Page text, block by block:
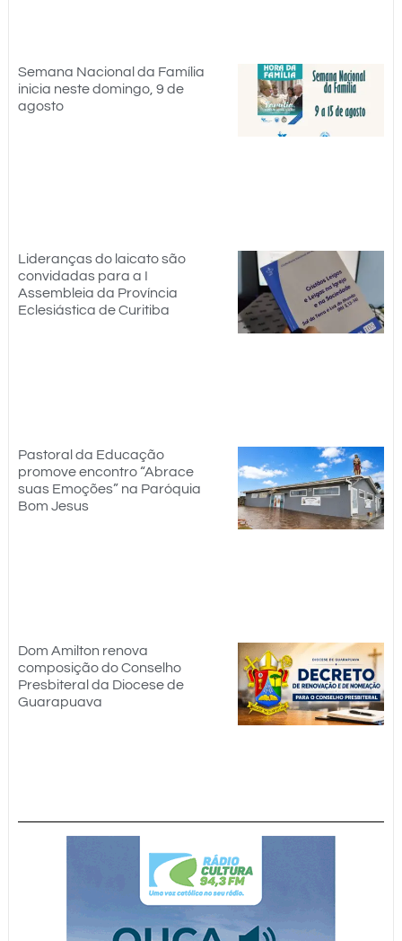
Semana Nacional da Família
inicia neste domingo, 9 de
agosto
Lideranças do laicato são
convidadas para a I
Assembleia da Província
Eclesiástica de Curitiba
Pastoral da Educação
promove encontro “Abrace
suas Emoções” na Paróquia
Bom Jesus
Dom Amilton renova
composição do Conselho
Presbiteral da Diocese de
Guarapuava